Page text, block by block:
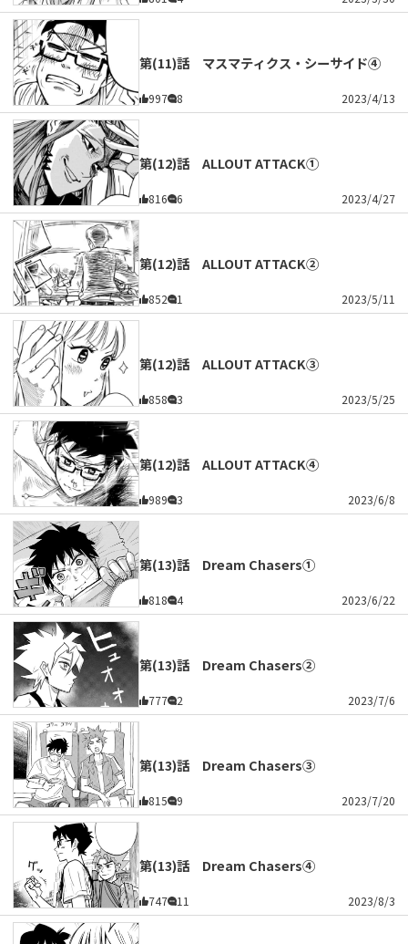
第(11)話 マスマティクス・シーサイド④
997 8 2023/4/13
第(12)話 ALLOUT ATTACK①
816 6 2023/4/27
第(12)話 ALLOUT ATTACK②
852 1 2023/5/11
第(12)話 ALLOUT ATTACK③
858 3 2023/5/25
第(12)話 ALLOUT ATTACK④
989 3 2023/6/8
第(13)話 Dream Chasers①
818 4 2023/6/22
第(13)話 Dream Chasers②
777 2 2023/7/6
第(13)話 Dream Chasers③
815 9 2023/7/20
第(13)話 Dream Chasers④
747 11 2023/8/3